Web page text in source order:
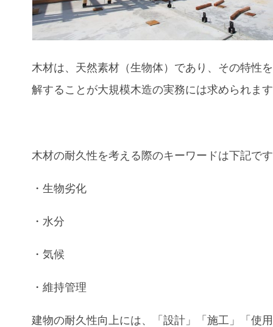
木材は、天然素材（生物体）であり、その特性
解することが大規模木造の実務には求められま
木材の耐久性を考える際のキーワードは下記で
・生物劣化
・水分
・気候
・維持管理
建物の耐久性向上には、「設計」「施工」「使